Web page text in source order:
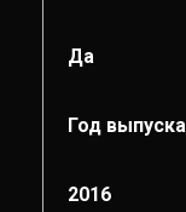
Да
Год выпуска
2016